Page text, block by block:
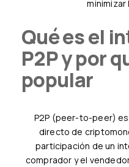
minimizar
Qué es el intercambio
P2P y por
popular
P2P (peer-to-peer) es un modelo de intercambio
directo de
participación de un
comprador y el